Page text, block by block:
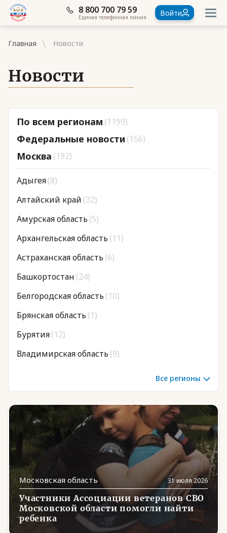
8 800 700 79 59
Единая телефонная линия Войти
Главная Новости
Новости
По всем регионам (1199)
Федеральные новости (156)
Москва (192)
Адыгея(8)
Алтайский край (32)
Амурская область (5)
Архангельская область (11)
Астраханская область (6)
Башкортостан (24)
Белгородская область (10)
Брянская область (1)
Бурятия(12)
Владимирская область (9)
Вологодская область(6)
Воронежская область(19)
Дагестан
(25)
Донецкая Народная Республика(8)
Еврейская АО
Забайкальский край(13)
Запорожская область(22)
Ивановская область(8)
Все регионы
Московская область 31 июля 2026
Участники Ассоциации ветеранов СВО
Московской области помогли найти
ребенка
Стать членом Ассоциации ветеранов СВО
Юридическая помощь
Региональные меры поддержки